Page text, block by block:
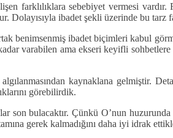
farklılıklara sebebiyet vermesi
ibadet şekli üzerinde bu tarz
benimsenmiş ibadet biçimleri kabul
varabilen ama ekseri keyifli
kaynaklana gelmiştir.
görebilirdik.
bulacaktır. Çünkü O’nun
gerek kalmadığını daha iyi idrak